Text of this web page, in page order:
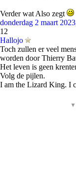
Verder wat Also zegt
donderdag 2 maart
12
Hallojo
Toch zullen er veel
worden door Thierry
Het leven is geen
Volg de pijlen.
I am the Lizard King. I
▼